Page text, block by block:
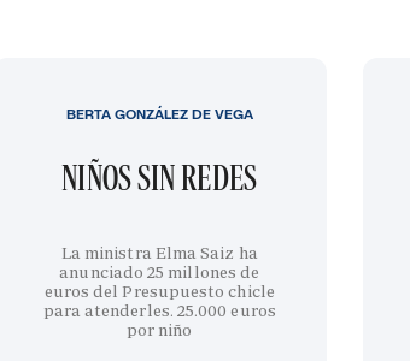
NIÑOS SIN REDES
La ministra Elma Saiz ha
anunciado 25 millones de
euros del Presupuesto chicle
para atenderles. 25.000 euros
por niño
BERTA GONZÁLEZ DE VEGA